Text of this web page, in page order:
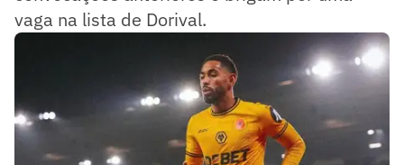
vaga na lista de Dorival.